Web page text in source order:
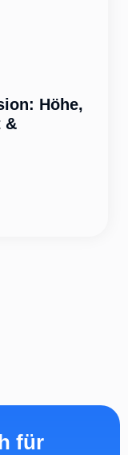
Höhe,
&
für